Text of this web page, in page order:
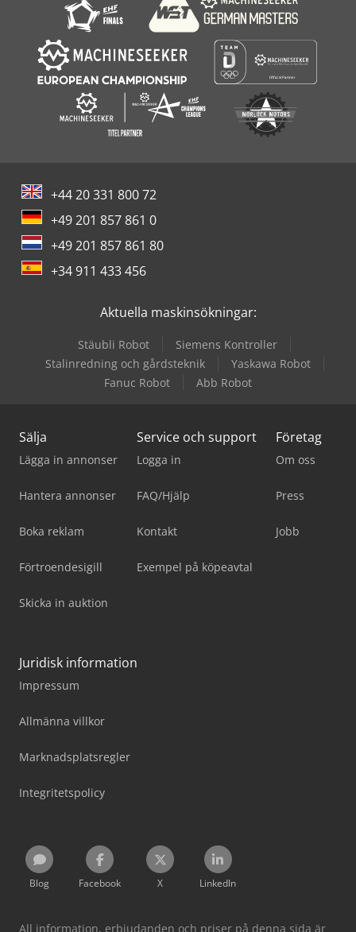
+44 20 331 800 72
+49 201 857 861 0
+49 201 857 861 80
+34 911 433 456
Aktuella maskinsökningar:
Stäubli Robot
Siemens Kontroller
Stalinredning och gårdsteknik
Yaskawa Robot
Fanuc Robot
Abb Robot
Sälja
Lägga in annonser
Hantera annonser
Boka reklam
Förtroendesigill
Skicka in auktion
Service och support
Logga in
FAQ/Hjälp
Kontakt
Exempel på köpeavtal
Företag
Om oss
Press
Jobb
Juridisk information
Impressum
Allmänna villkor
Marknadsplatsregler
Integritetspolicy
Blog Facebook X LinkedIn
All information, erbjudanden och priser på denna sida är